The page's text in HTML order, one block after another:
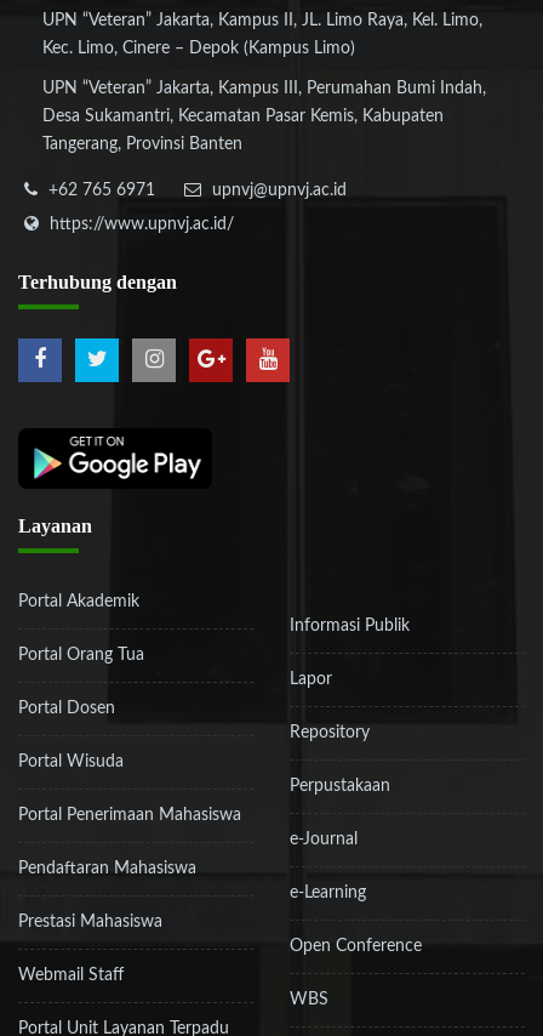
UPN “Veteran” Jakarta, Kampus II, JL. Limo Raya, Kel. Limo,
Kec. Limo, Cinere – Depok (Kampus Limo)
UPN “Veteran” Jakarta, Kampus III, Perumahan Bumi Indah,
Desa Sukamantri, Kecamatan Pasar Kemis, Kabupaten
Tangerang, Provinsi Banten
+62 765 6971
upnvj@upnvj.ac.id
https://www.upnvj.ac.id/
Terhubung dengan
Layanan
Portal Akademik
Portal Orang Tua
Portal Dosen
Portal Wisuda
Portal Penerimaan Mahasiswa
Pendaftaran Mahasiswa
Prestasi Mahasiswa
Webmail Staff
Portal Unit Layanan Terpadu
Informasi Publik
Lapor
Repository
Perpustakaan
e-Journal
e-Learning
Open Conference
WBS